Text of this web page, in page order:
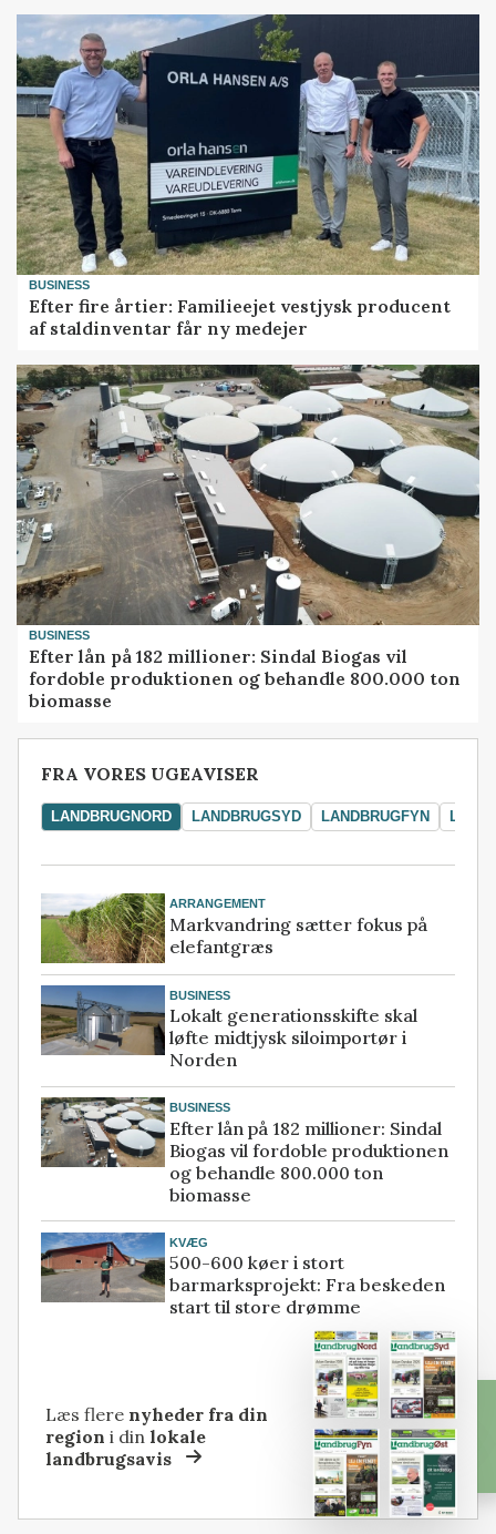
BUSINESS
Efter fire årtier: Familieejet vestjysk producent
af staldinventar får ny medejer
BUSINESS
Efter lån på 182 millioner: Sindal Biogas vil
fordoble produktionen og behandle 800.000 ton
biomasse
FRA VORES UGEAVISER
LANDBRUGNORD LANDBRUGSYD LANDBRUGFYN
ARRANGEMENT
Markvandring sætter fokus på
elefantgræs
BUSINESS
Lokalt generationsskifte skal
løfte midtjysk siloimportør i
Norden
BUSINESS
Efter lån på 182 millioner: Sindal
Biogas vil fordoble produktionen
og behandle 800.000 ton
biomasse
KVÆG
500-600 køer i stort
barmarksprojekt: Fra beskeden
start til store drømme
Læs flere nyheder fra din
region i dinlokale
landbrugsavis